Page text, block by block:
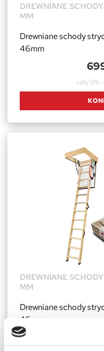
DREWNIANE
MM
Drewniane schody
46mm
raty 0%
DREWNIANE
MM
Drewniane schody
46mm